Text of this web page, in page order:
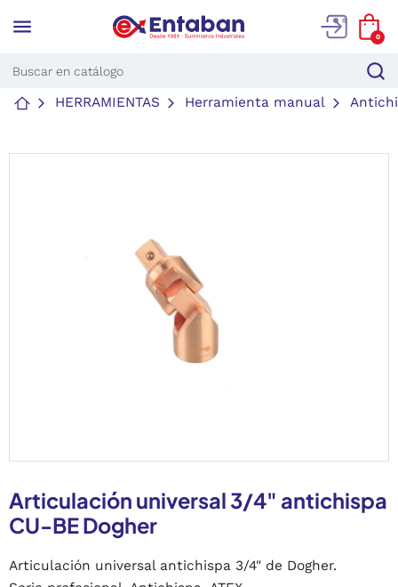
menu 0
HERRAMIENTAS Herramienta manual
Articulación universal 3/4" antichispa
CU-BE Dogher
Articulación universal antichispa 3/4" de Dogher.